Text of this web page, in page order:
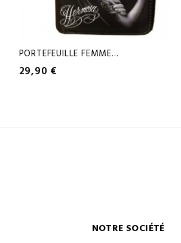
PORTEFEUILLE FEMME...
29,90 €
NOTRE SOCIÉTÉ